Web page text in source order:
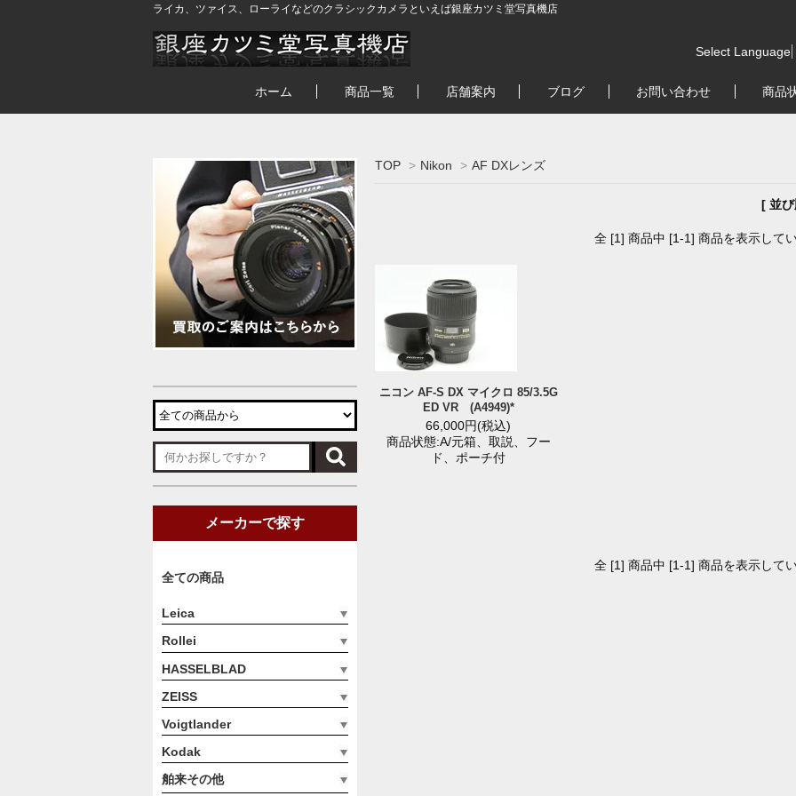
ライカ、ツァイス、ローライなどのクラシックカメラといえば銀座カツミ堂写真機店
Select Language
ホーム 商品一覧 店舗案内 ブログ お問い合わせ 商品
メーカーで探す
全ての商品
Leica
Rollei
HASSELBLAD
ZEISS
Voigtlander
Kodak
舶来その他
TOP > Nikon > AF DXレンズ
[ 並
全 [1] 商品中 [1-1] 商品を表示して
ニコン AF-S DX マイクロ 85/3.5G
ED VR (A4949)*
66,000円(税込)
商品状態:A/元箱、取説、フー
ド、ポーチ付
全 [1] 商品中 [1-1] 商品を表示して